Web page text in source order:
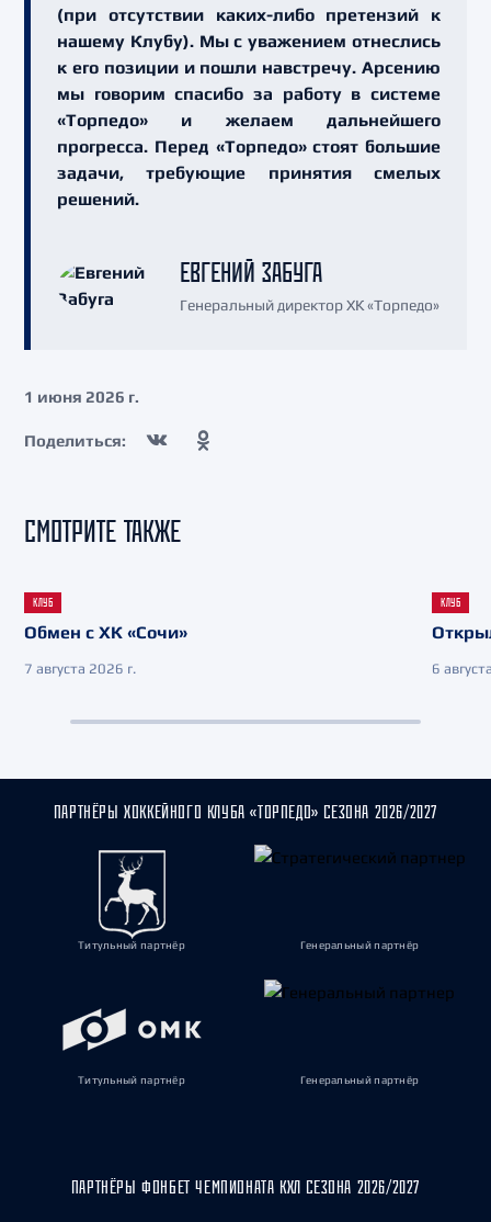
(при отсутствии каких-либо претензий к
нашему Клубу). Мы с уважением отнеслись
к его позиции и пошли навстречу. Арсению
мы говорим спасибо за работу в системе
«Торпедо» и желаем дальнейшего
прогресса. Перед «Торпедо» стоят большие
задачи, требующие принятия смелых
решений.
ЕВГЕНИЙ ЗАБУГА
Генеральный директор ХК «Торпедо»
1 июня 2026 г.
Поделиться:
СМОТРИТЕ ТАКЖЕ
КЛУБ
Обмен с ХК «Сочи»
7 августа 2026 г.
КЛУБ
6
ПАРТНЁРЫ ХОККЕЙНОГО КЛУБА «ТОРПЕДО» СЕЗОНА 2026/2027
Титульный партнёр Генеральный партнёр
Титульный партнёр Генеральный партнёр
ПАРТНЁРЫ ФОНБЕТ ЧЕМПИОНАТА КХЛ СЕЗОНА 2026/2027